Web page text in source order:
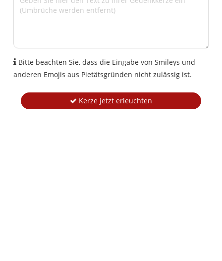
Bitte beachten Sie, dass die Eingabe von Smileys und
anderen Emojis aus Pietätsgründen nicht zulässig ist.
Kerze jetzt erleuchten